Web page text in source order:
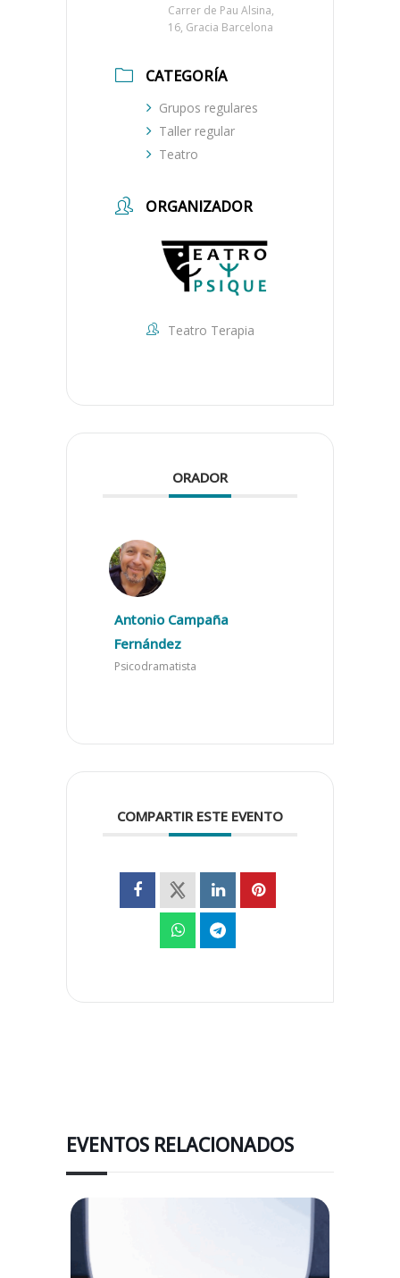
Carrer de Pau Alsina,
16, Gracia Barcelona
CATEGORÍA
Grupos regulares
Taller regular
Teatro
ORGANIZADOR
Teatro Terapia
ORADOR
Antonio Campaña
Fernández
Psicodramatista
COMPARTIR ESTE EVENTO
EVENTOS RELACIONADOS